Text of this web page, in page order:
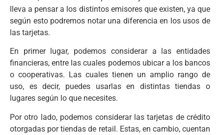
lleva a pensar a los distintos emisores que existen, ya que
según esto podremos notar una diferencia en los usos de
las tarjetas.
En primer lugar, podemos considerar a las entidades
financieras, entre las cuales podemos ubicar a los bancos
o cooperativas. Las cuales tienen un amplio rango de
uso, es decir, puedes usarlas en distintas tiendas o
lugares según lo que necesites.
Por otro lado, podemos considerar las tarjetas de crédito
otorgadas por tiendas de retail. Estas, en cambio, cuentan